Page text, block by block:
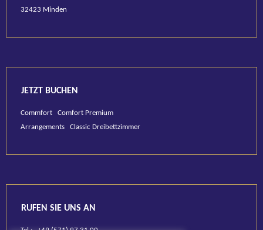
32423 Minden
JETZT BUCHEN
Commfort
Comfort Premium
Arrangements
Classic Dreibettzimmer
RUFEN SIE UNS AN